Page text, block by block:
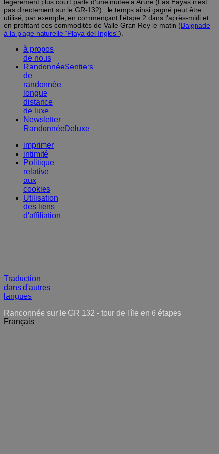
légèrement plus court parle d'une nuitée à Arure (Las Hayas n'est
pas directement sur le GR-132) : le temps ainsi gagné peut être
utilisé, par exemple, en commençant l'étape 2 dans l'après-midi et
en profitant des commodités de Valle Gran Rey le matin (Baignade
à la plage naturelle "Playa del Ingles").
à propos
de nous
RandonnéeSentiers
de
randonnée
longue
distance
de luxe
Newsletter
RandonnéeDeluxe
imprimer
intimité
Politique
relative
aux
cookies
Utilisation
des liens
d'affiliation
Traduction
dans d'autres
langues
Randonnée sur le GR 132 - tour de l'île en 6 étapes
Français